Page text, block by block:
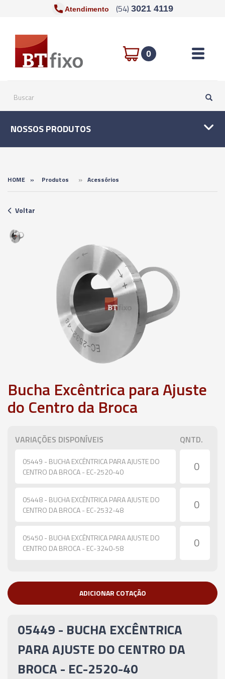
Atendimento (54) 3021 4119
0 Toggle
NOSSOS PRODUTOS
HOME » Produtos » Acessórios
Voltar
Bucha Excêntrica para Ajuste
do Centro da Broca
VARIAÇÕES DISPONÍVEIS QNTD.
05449 - BUCHA EXCÊNTRICA PARA AJUSTE DO
CENTRO DA BROCA - EC-2520-40
05448 - BUCHA EXCÊNTRICA PARA AJUSTE DO
CENTRO DA BROCA - EC-2532-48
05450 - BUCHA EXCÊNTRICA PARA AJUSTE DO
CENTRO DA BROCA - EC-3240-58
ADICIONAR COTAÇÃO
05449 - BUCHA EXCÊNTRICA
PARA AJUSTE DO CENTRO DA
BROCA - EC-2520-40